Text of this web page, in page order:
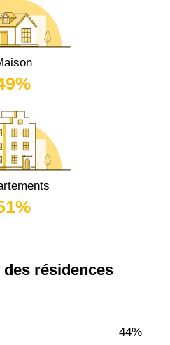
résidences
44%